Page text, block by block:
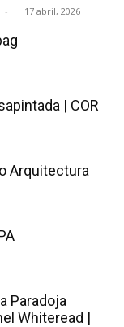
- 17 abril, 2026
| COR
Arquitectura
Paradoja
Whiteread |